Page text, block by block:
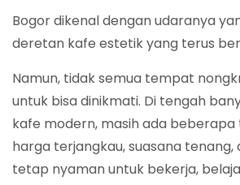
Bogor dikenal dengan udaranya
deretan kafe estetik yang terus
Namun, tidak semua tempat
untuk bisa dinikmati. Di tengah
kafe modern, masih ada
harga terjangkau, suasana
tetap nyaman untuk bekerja,